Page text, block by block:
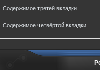
Содержимое третей вкладки
Содержимое четвёртой вкладки